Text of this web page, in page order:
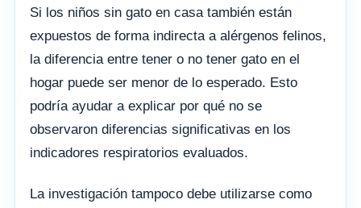
Si los niños sin gato en casa también están
expuestos de forma indirecta a alérgenos felinos,
la diferencia entre tener o no tener gato en el
hogar puede ser menor de lo esperado. Esto
podría ayudar a explicar por qué no se
observaron diferencias significativas en los
indicadores respiratorios evaluados.
La investigación tampoco debe utilizarse como